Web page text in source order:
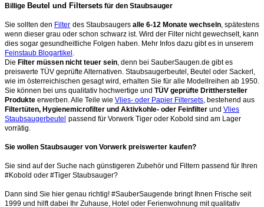
Billige Beutel und Filtersets für den Staubsauger
Sie sollten den Filter des Staubsaugers alle 6-12 Monate wechseln , spätestens
wenn dieser grau oder schon schwarz ist. Wird der Filter nicht gewechselt, kann
dies sogar gesundheitliche Folgen haben. Mehr Infos dazu gibt es in unserem
Feinstaub Blogartikel
Die Filter müssen nicht teuer sein , denn bei SauberSaugen.de gibt es
preiswerte TÜV geprüfte Alternativen. Staubsaugerbeutel, Beutel oder Sackerl,
wie im österreichischen gesagt wird, erhalten Sie für alle Modellreihen ab 1950.
Sie können bei uns qualitativ hochwertige und TÜV geprüfte Dritthersteller
Produkte erwerben. Alle Teile wie Vlies- oder Papier Filtersets , bestehend aus
Filtertüten, Hygienemicrofilter und Aktivkohle- oder Feinfilter und Vlies
Staubsaugerbeutel passend für Vorwerk Tiger oder Kobold sind am Lager
vorrätig.
Sie wollen Staubsauger von Vorwerk preiswerter kaufen?
Sie sind auf der Suche nach günstigeren Zubehör und Filtern passend für Ihren
#Kobold oder #Tiger Staubsauger?
Dann sind Sie hier genau richtig! #SauberSaugende bringt Ihnen Frische seit
1999 und hilft dabei Ihr Zuhause, Hotel oder Ferienwohnung mit qualitativ